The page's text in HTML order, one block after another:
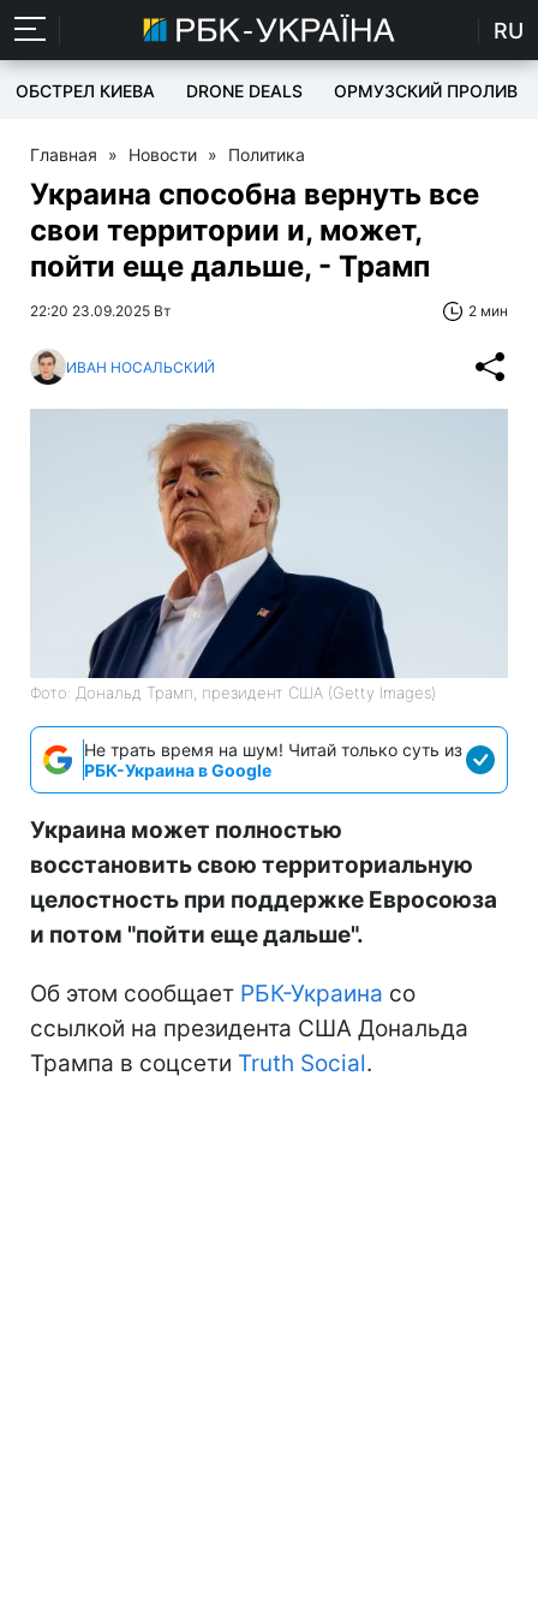
RU
ОБСТРЕЛ КИЕВА DRONE DEALS ОРМУЗСКИЙ ПРОЛИВ
Главная » Новости » Политика
Украина способна вернуть все
свои территории и, может,
пойти еще дальше, - Трамп
22:20 23.09.2025 Вт 2 мин
ИВАН НОСАЛЬСКИЙ
Фото: Дональд Трамп, президент США (Getty Images)
Не трать время на шум! Читай только суть из
РБК-Украина в Google
Украина может полностью
восстановить свою территориальную
целостность при поддержке Евросоюза
и потом "пойти еще дальше".
Об этом сообщает РБК-Украина со
ссылкой на президента США Дональда
Трампа в соцсети Truth Social.